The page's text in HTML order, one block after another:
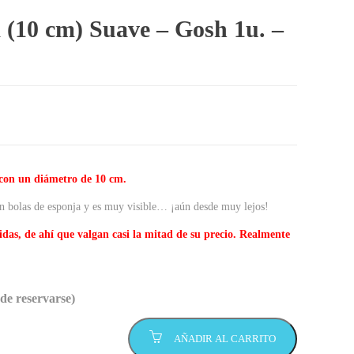
cm) Suave – Gosh 1u. –
un diámetro de 10 cm.
bolas de esponja y es muy visible… ¡aún desde muy lejos!
de ahí que valgan casi la mitad de su precio. Realmente
reservarse)
AÑADIR AL CARRITO